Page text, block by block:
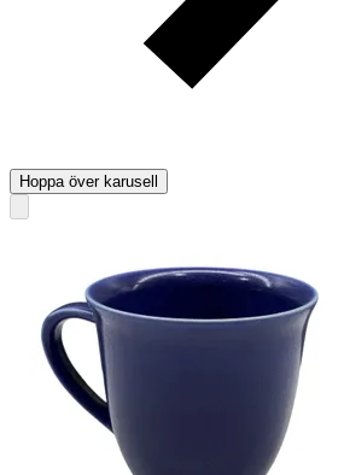
Hoppa över karusell